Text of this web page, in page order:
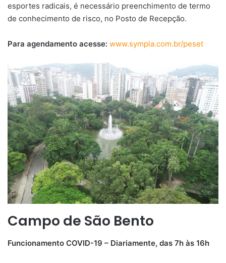
esportes radicais, é necessário preenchimento de termo
de conhecimento de risco, no Posto de Recepção.
Para agendamento acesse: www.sympla.com.br/peset
Campo de São Bento
Funcionamento COVID-19 – Diariamente, das 7h às 16h